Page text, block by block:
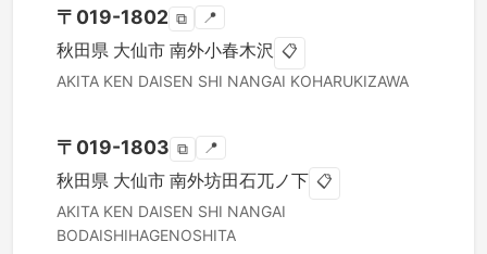
〒 019-1802 ⧉ 📍
秋田県 大仙市 南外小春木沢 📋
AKITA KEN DAISEN SHI NANGAI KOHARUKIZAWA
〒 019-1803 ⧉ 📍
秋田県 大仙市 南外坊田石兀ノ下 📋
AKITA KEN DAISEN SHI NANGAI
BODAISHIHAGENOSHITA